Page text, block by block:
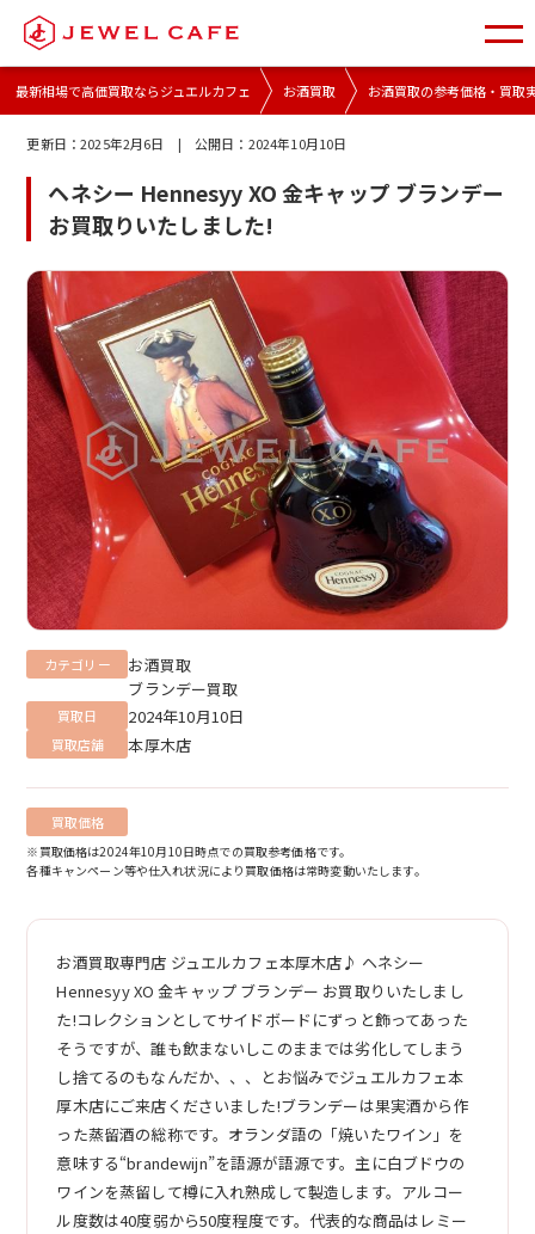
最新相場で高価買取ならジュエルカフェ お酒買取 お酒買取の参考価格・買取
更新日：2025年2月6日 | 公開日： 2024年10月10日
ヘネシー Hennesyy XO 金キャップ ブランデー
お買取りいたしました!
カテゴリー
お酒買取
ブランデー買取
買取日 2024年10月10日
買取店舗 本厚木店
買取価格
※買取価格は2024年10月10日時点での買取参考価格です。
各種キャンペーン等や仕入れ状況により買取価格は常時変動いたします。
お酒買取専門店 ジュエルカフェ本厚木店♪ ヘネシー
Hennesyy XO 金キャップ ブランデー お買取りいたしまし
た!コレクションとしてサイドボードにずっと飾ってあった
そうですが、誰も飲まないしこのままでは劣化してしまう
し捨てるのもなんだか、、、とお悩みでジュエルカフェ本
厚木店にご来店くださいました!ブランデーは果実酒から作
った蒸留酒の総称です。オランダ語の「焼いたワイン」を
意味する“brandewijn”を語源が語源です。主に白ブドウの
ワインを蒸留して樽に入れ熟成して製造します。アルコー
ル度数は40度弱から50度程度です。代表的な商品はレミー